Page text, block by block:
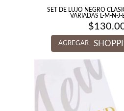
SET DE LUJO NEGRO
VARIADAS L-M-N-J-
$
AGREGAR